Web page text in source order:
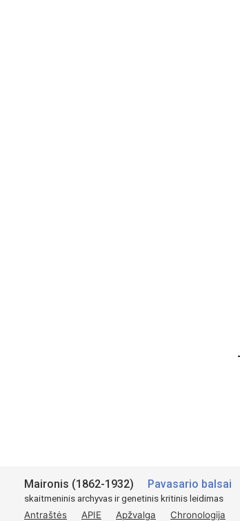
Maironis (1862-1932) Pavasario balsai
skaitmeninis archyvas ir genetinis kritinis leidimas
Antraštės APIE Apžvalga Chronologija